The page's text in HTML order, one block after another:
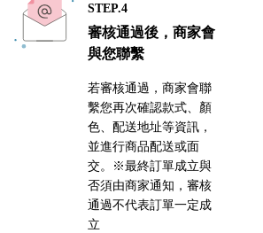
STEP.4
審核通過後，商家會
與您聯繫
若審核通過，商家會聯
繫您再次確認款式、顏
色、配送地址等資訊，
並進行商品配送或面
交。※最終訂單成立與
否須由商家通知，審核
通過不代表訂單一定成
立